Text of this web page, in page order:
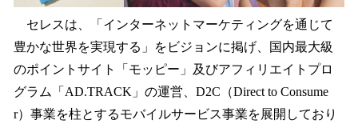
セレスは、「インターネットマーケティングを通じて
豊かな世界を実現する」をビジョンに掲げ、国内最大級
のポイントサイト「モッピー」及びアフィリエイトプロ
グラム「AD.TRACK」の運営、D2C（Direct to Consume
r）事業を柱とするモバイルサービス事業を展開しており